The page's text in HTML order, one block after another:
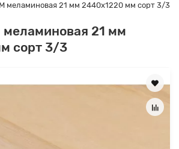
меламиновая 21 мм 2440х1220 мм сорт 3/3
21 мм
сорт 3/3